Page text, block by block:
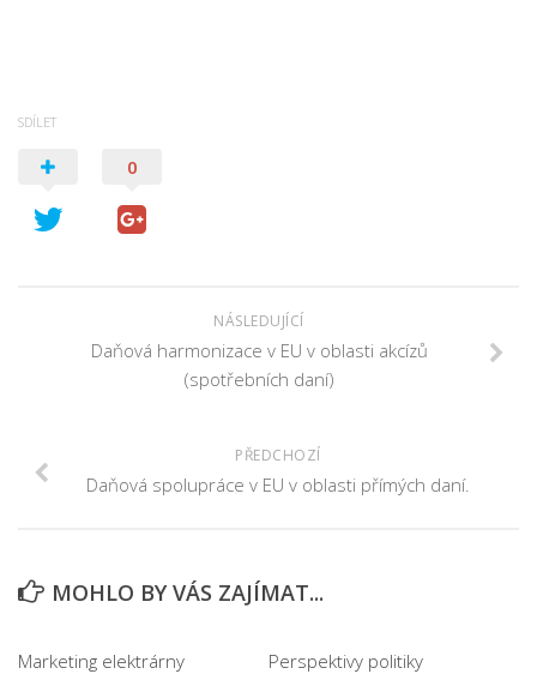
SDÍLET
0
NÁSLEDUJÍCÍ
Daňová harmonizace v EU v oblasti akcízů
(spotřebních daní)
PŘEDCHOZÍ
Daňová spolupráce v EU v oblasti přímých daní.
MOHLO BY VÁS ZAJÍMAT...
Marketing elektrárny
Perspektivy politiky